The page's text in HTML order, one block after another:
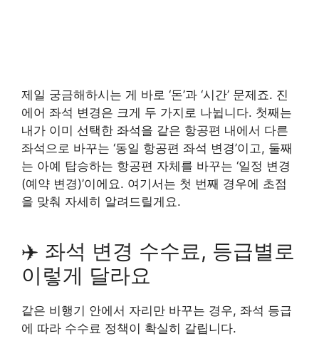
제일 궁금해하시는 게 바로 ‘돈’과 ‘시간’ 문제죠. 진
에어 좌석 변경은 크게 두 가지로 나뉩니다. 첫째는
내가 이미 선택한 좌석을 같은 항공편 내에서 다른
좌석으로 바꾸는 ‘동일 항공편 좌석 변경’이고, 둘째
는 아예 탑승하는 항공편 자체를 바꾸는 ‘일정 변경
(예약 변경)’이에요. 여기서는 첫 번째 경우에 초점
을 맞춰 자세히 알려드릴게요.
✈️ 좌석 변경 수수료, 등급별로
이렇게 달라요
같은 비행기 안에서 자리만 바꾸는 경우, 좌석 등급
에 따라 수수료 정책이 확실히 갈립니다.